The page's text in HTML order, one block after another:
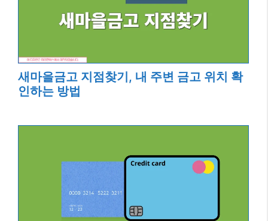
새마을금고 지점찾기, 내 주변 금고 위치 확
인하는 방법